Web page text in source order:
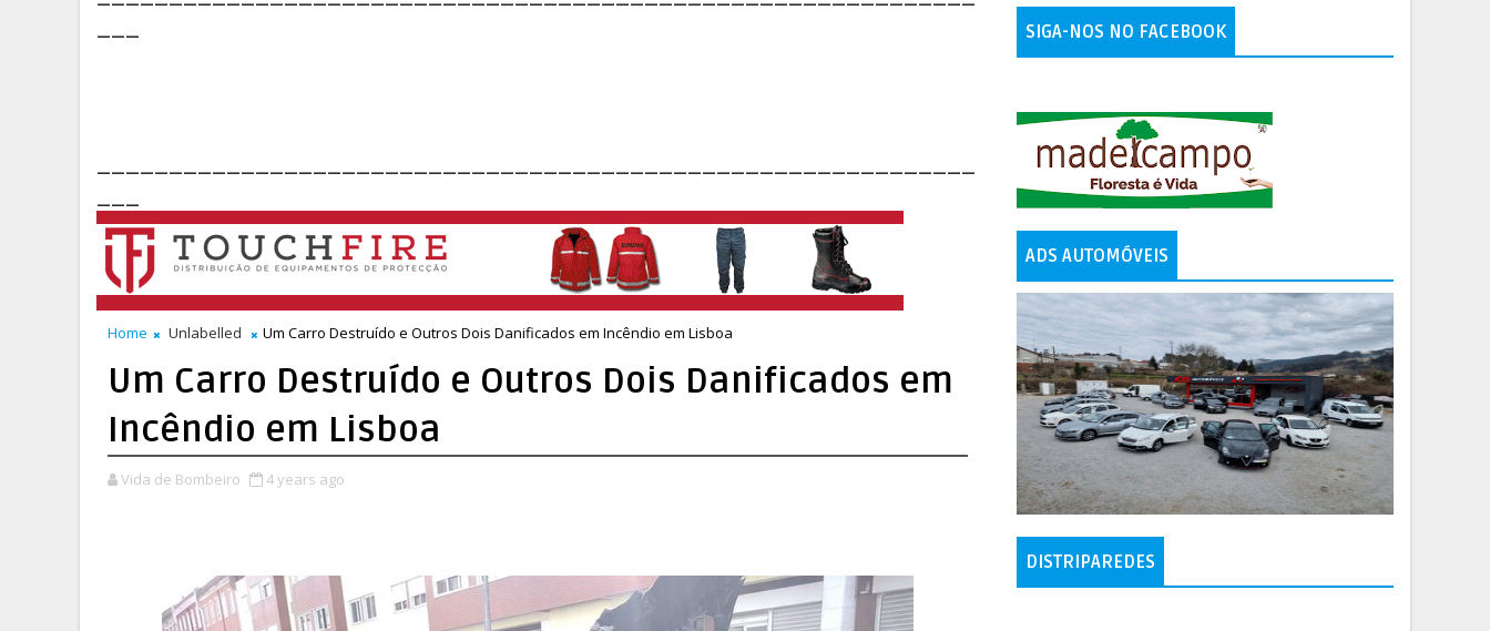
Home Unlabelled Um Carro Destruído e Outros Dois Danificados em Incêndio em Lisboa
Um Carro Destruído e Outros Dois Danificados em
Incêndio em Lisboa
Vida de Bombeiro 4 years ago
SIGA-NOS NO FACEBOOK
ADS AUTOMÓVEIS
DISTRIPAREDES